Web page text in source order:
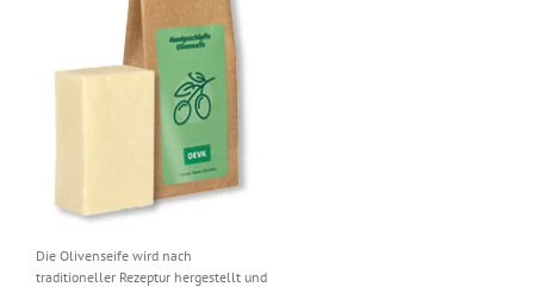
Die Olivenseife wird nach
traditioneller Rezeptur hergestellt und